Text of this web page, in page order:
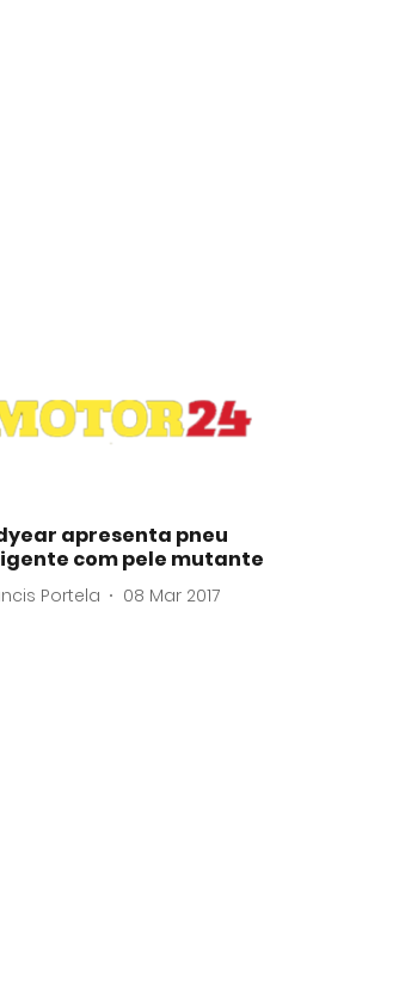
apresenta pneu
com pele mutante
Portela 08 Mar 2017